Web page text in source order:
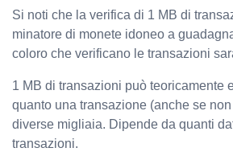
Si noti che la verifica di 1 MB di
minatore di monete idoneo a
coloro che verificano le transazioni
1 MB di transazioni può teoricamente
quanto una transazione (anche se
diverse migliaia. Dipende da quanti
transazioni.